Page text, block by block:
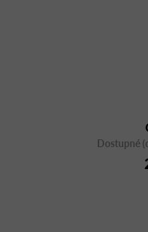
Dostupné